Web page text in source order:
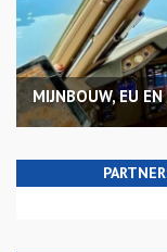
MIJNBOUW, EU